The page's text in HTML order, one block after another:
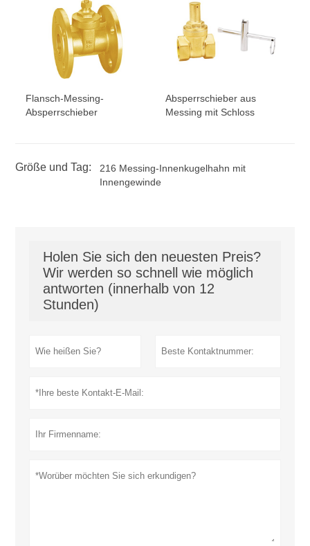
Flansch-Messing-
Absperrschieber
Absperrschieber aus
Messing mit Schloss
Größe und Tag:
216 Messing-Innenkugelhahn mit
Innengewinde
Holen Sie sich den neuesten Preis?
Wir werden so schnell wie möglich
antworten (innerhalb von 12
Stunden)